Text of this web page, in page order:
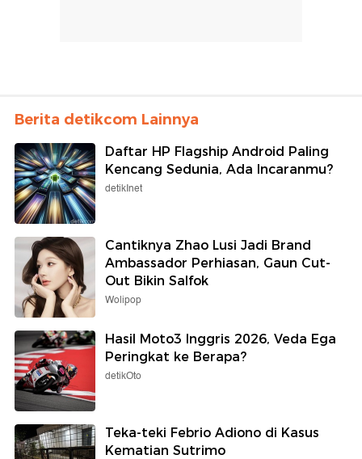
Berita detikcom Lainnya
Daftar HP Flagship Android Paling
Kencang Sedunia, Ada Incaranmu?
detikInet
Cantiknya Zhao Lusi Jadi Brand
Ambassador Perhiasan, Gaun Cut-
Out Bikin Salfok
Wolipop
Hasil Moto3 Inggris 2026, Veda Ega
Peringkat ke Berapa?
detikOto
Teka-teki Febrio Adiono di Kasus
Kematian Sutrimo